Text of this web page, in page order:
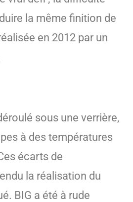
la même finition de
en 2012 par un
sous une verrière,
à des températures
écarts de
la réalisation du
BIG a été à rude